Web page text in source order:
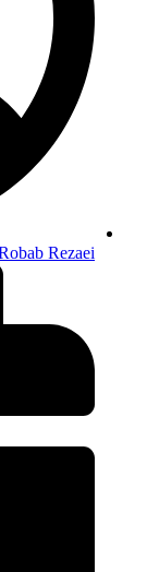
Rezaei